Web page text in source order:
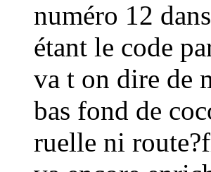
numéro 12
étant le code
va t on dire de
bas fond de
ruelle ni